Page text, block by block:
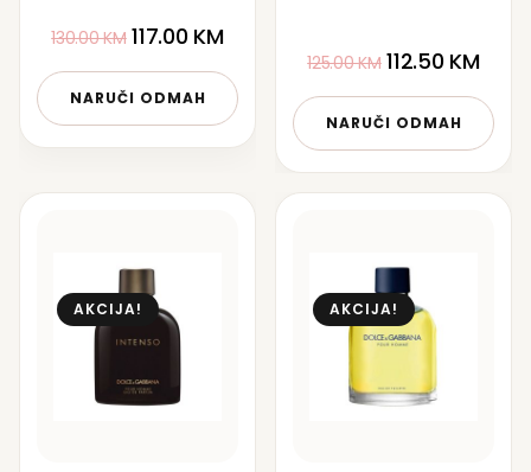
130.00KM 117.00 KM
NARUČI ODMAH
125.00KM 112.50 KM
NARUČI ODMAH
AKCIJA! AKCIJA!